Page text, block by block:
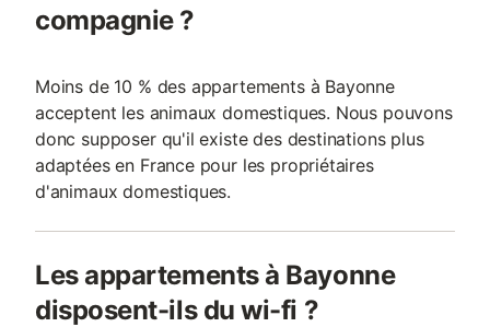
compagnie ?
Moins de 10 % des appartements à Bayonne
acceptent les animaux domestiques. Nous pouvons
donc supposer qu'il existe des destinations plus
adaptées en France pour les propriétaires
d'animaux domestiques.
Les appartements à Bayonne
disposent-ils du wi-fi ?